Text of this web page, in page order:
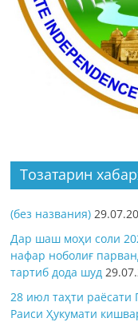
Тозатарин
(без названия)
Дар шаш моҳи соли
нафар ноболиғ
тартиб дода шуд
28 июл таҳти раёсати
Раиси Ҳукумати